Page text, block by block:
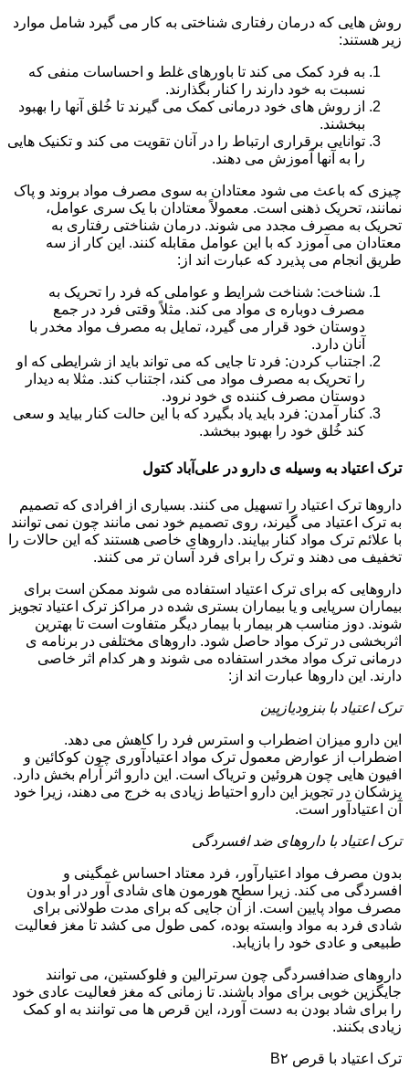
روش هایی که درمان رفتاری شناختی به کار می گیرد شامل موارد
زیر هستند:
به فرد کمک می کند تا باورهای غلط و احساسات منفی که
نسبت به خود دارند را کنار بگذارند.
از روش های خود درمانی کمک می گیرند تا خُلق آنها را بهبود
ببخشند.
توانایی برقراری ارتباط را در آنان تقویت می کند و تکنیک هایی
را به آنها آموزش می دهند.
چیزی که باعث می شود معتادان به سوی مصرف مواد بروند و پاک
نمانند، تحریک ذهنی است. معمولاً معتادان با یک سری عوامل،
تحریک به مصرف مجدد می شوند. درمان شناختی رفتاری به
معتادان می آموزد که با این عوامل مقابله کنند. این کار از سه
طریق انجام می پذیرد که عبارت اند از:
شناخت: شناخت شرایط و عواملی که فرد را تحریک به
مصرف دوباره ی مواد می کند. مثلاً وقتی فرد در جمع
دوستان خود قرار می گیرد، تمایل به مصرف مواد مخدر با
آنان دارد.
اجتناب کردن: فرد تا جایی که می تواند باید از شرایطی که او
را تحریک به مصرف مواد می کند، اجتناب کند. مثلا به دیدار
دوستان مصرف کننده ی خود نرود.
کنار آمدن: فرد باید یاد بگیرد که با این حالت کنار بیاید و سعی
کند خُلق خود را بهبود ببخشد.
ترک اعتیاد به وسیله ی دارو در علی‌آباد کتول
داروها ترک اعتیاد را تسهیل می کنند. بسیاری از افرادی که تصمیم
به ترک اعتیاد می گیرند، روی تصمیم خود نمی مانند چون نمی توانند
با علائم ترک مواد کنار بیایند. داروهای خاصی هستند که این حالات را
تخفیف می دهند و ترک را برای فرد آسان تر می کنند.
داروهایی که برای ترک اعتیاد استفاده می شوند ممکن است برای
بیماران سرپایی و یا بیماران بستری شده در مراکز ترک اعتیاد تجویز
شوند. دوز مناسب هر بیمار با بیمار دیگر متفاوت است تا بهترین
اثربخشی در ترک مواد حاصل شود. داروهای مختلفی در برنامه ی
درمانی ترک مواد مخدر استفاده می شوند و هر کدام اثر خاصی
دارند. این داروها عبارت اند از:
ترک اعتیاد با بنزودیازپین
این دارو میزان اضطراب و استرس فرد را کاهش می دهد.
اضطراب از عوارض معمول ترک مواد اعتیادآوری چون کوکائین و
افیون هایی چون هروئین و تریاک است. این دارو اثر آرام بخش دارد.
پزشکان در تجویز این دارو احتیاط زیادی به خرج می دهند، زیرا خود
آن اعتیادآور است.
ترک اعتیاد با داروهای ضد افسردگی
بدون مصرف مواد اعتیارآور، فرد معتاد احساس غمگینی و
افسردگی می کند. زیرا سطح هورمون های شادی آور در او بدون
مصرف مواد پایین است. از آن جایی که برای مدت طولانی برای
شادی فرد به مواد وابسته بوده، کمی طول می کشد تا مغز فعالیت
طبیعی و عادی خود را بازیابد.
داروهای ضدافسردگی چون سرترالین و فلوکستین، می توانند
جایگزین خوبی برای مواد باشند. تا زمانی که مغز فعالیت عادی خود
را برای شاد بودن به دست آورد، این قرص ها می توانند به او کمک
زیادی بکنند.
ترک اعتیاد با قرص B۲